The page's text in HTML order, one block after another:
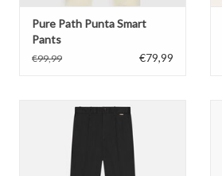
Pure Path Punta Smart
Pants
€99,99 €79,99
Off the pitch Pleated Trousers
TOEVOEGEN AAN WINKELWAGEN